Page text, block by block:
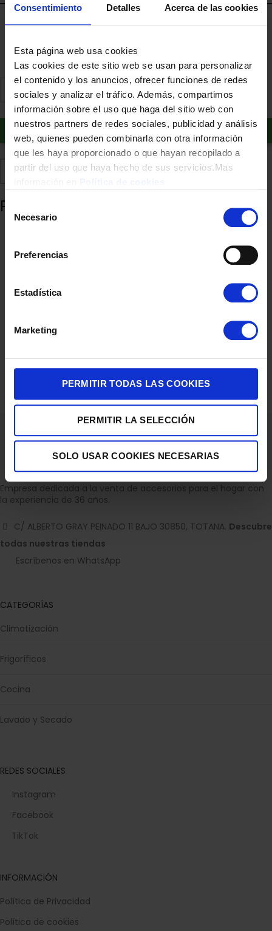
Consentimiento Detalles Acerca de las cookies
Esta página web usa cookies
Las cookies de este sitio web se usan para personalizar
el contenido y los anuncios, ofrecer funciones de redes
sociales y analizar el tráfico. Además, compartimos
información sobre el uso que haga del sitio web con
nuestros partners de redes sociales, publicidad y análisis
web, quienes pueden combinarla con otra información
que les haya proporcionado o que hayan recopilado a
partir del uso que haya hecho de sus servicios.Mas
Selección
Necesario
Preferencias
Estadística
Marketing
PERMITIR TODAS LAS COOKIES
PERMITIR LA SELECCIÓN
SOLO USAR COOKIES NECESARIAS
Financia a plazos con Cetelem
Añadir al carrito
Añadir a favoritos Comparte
Productos relacionados
129,00€
Empresa dedicada a la venta de accesorios para el hogar con
la experiencia de 36 años.
C/ ALBERTO GRAY PEINADO 11 BAJO 30850, TOTANA. Descubre
todas nuestras tiendas
Escríbenos en WhatsApp
CATEGORÍAS
Climatización
Frigoríficos
Cocina
Lavado y Secado
REDES SOCIALES
Instagram
Facebook
TikTok
INFORMACIÓN
Política de Privacidad
Política de cookies